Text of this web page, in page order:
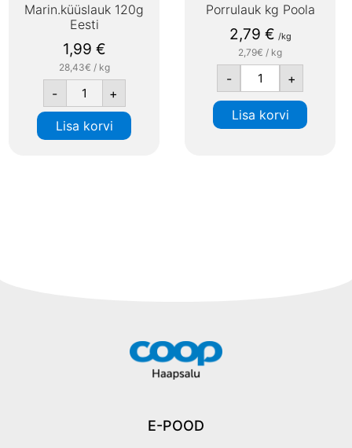
Marin.küüslauk 120g
Eesti
1,99 €
28,43€ / kg
- +
Lisa korvi
Porrulauk kg Poola
2,79 € /kg
2,79€ / kg
Lisa korvi
E-POOD